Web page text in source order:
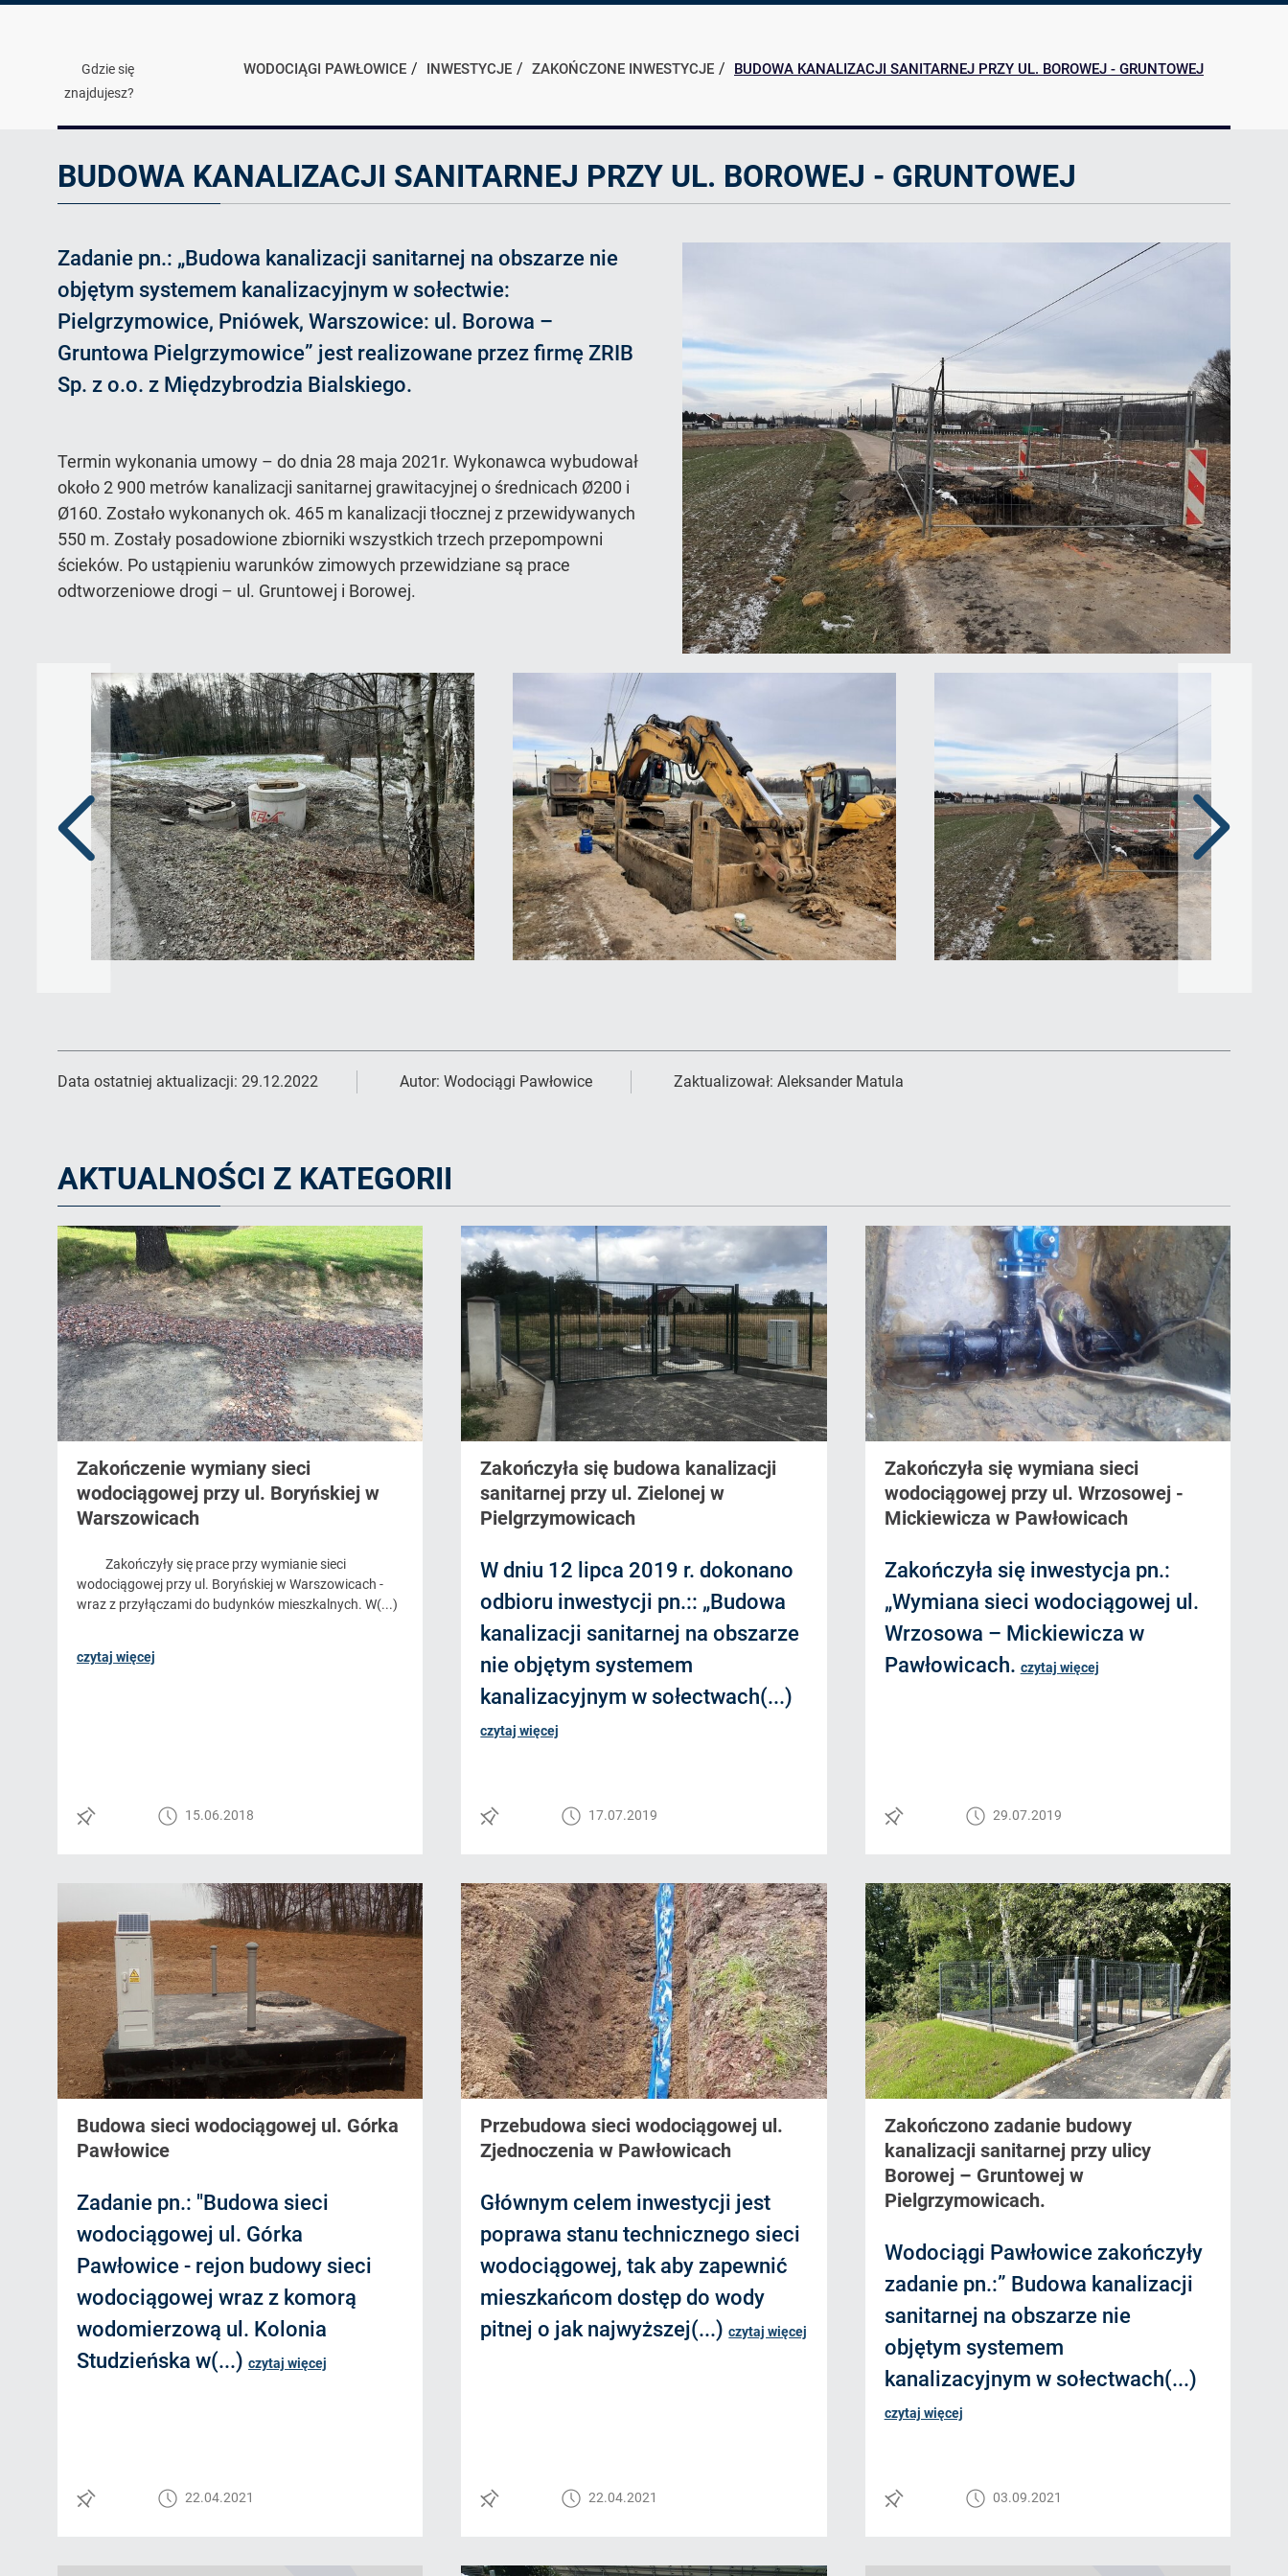
Gdzie się
znajdujesz?
WODOCIĄGI PAWŁOWICE INWESTYCJE ZAKOŃCZONE INWESTYCJE BUDOWA KANALIZACJI SANITARNEJ PRZY UL. BOROWEJ - GRUNTOWEJ
BUDOWA KANALIZACJI SANITARNEJ PRZY UL. BOROWEJ - GRUNTOWEJ
Zadanie pn.: „Budowa kanalizacji sanitarnej na obszarze nie
objętym systemem kanalizacyjnym w sołectwie:
Pielgrzymowice, Pniówek, Warszowice: ul. Borowa –
Gruntowa Pielgrzymowice” jest realizowane przez firmę ZRIB
Sp. z o.o. z Międzybrodzia Bialskiego.
Termin wykonania umowy – do dnia 28 maja 2021r. Wykonawca wybudował
około 2 900 metrów kanalizacji sanitarnej grawitacyjnej o średnicach Ø200 i
Ø160. Zostało wykonanych ok. 465 m kanalizacji tłocznej z przewidywanych
550 m. Zostały posadowione zbiorniki wszystkich trzech przepompowni
ścieków. Po ustąpieniu warunków zimowych przewidziane są prace
odtworzeniowe drogi – ul. Gruntowej i Borowej.
Poprzedni
slajd
Następny
slajd
Data ostatniej aktualizacji: 29.12.2022 Autor: Wodociągi Pawłowice Zaktualizował: Aleksander Matula
AKTUALNOŚCI Z KATEGORII
Zakończenie wymiany sieci
wodociągowej przy ul. Boryńskiej w
Warszowicach
Zakończyły się prace przy wymianie sieci
wodociągowej przy ul. Boryńskiej w Warszowicach -
wraz z przyłączami do budynków mieszkalnych. W(...)
czytaj więcej
15.06.2018
Zakończyła się budowa kanalizacji
sanitarnej przy ul. Zielonej w
Pielgrzymowicach
W dniu 12 lipca 2019 r. dokonano
odbioru inwestycji pn.:: „Budowa
kanalizacji sanitarnej na obszarze
nie objętym systemem
kanalizacyjnym w sołectwach(...)
czytaj więcej
17.07.2019
Zakończyła się wymiana sieci
wodociągowej przy ul. Wrzosowej -
Mickiewicza w Pawłowicach
Zakończyła się inwestycja pn.:
„Wymiana sieci wodociągowej ul.
Wrzosowa – Mickiewicza w
Pawłowicach. czytaj więcej
29.07.2019
Budowa sieci wodociągowej ul. Górka
Pawłowice
Zadanie pn.: "Budowa sieci
wodociągowej ul. Górka
Pawłowice - rejon budowy sieci
wodociągowej wraz z komorą
wodomierzową ul. Kolonia
Studzieńska w(...) czytaj więcej
22.04.2021
Przebudowa sieci wodociągowej ul.
Zjednoczenia w Pawłowicach
Głównym celem inwestycji jest
poprawa stanu technicznego sieci
wodociągowej, tak aby zapewnić
mieszkańcom dostęp do wody
pitnej o jak najwyższej(...)czytaj więcej
22.04.2021
Zakończono zadanie budowy
kanalizacji sanitarnej przy ulicy
Borowej – Gruntowej w
Pielgrzymowicach.
Wodociągi Pawłowice zakończyły
zadanie pn.:” Budowa kanalizacji
sanitarnej na obszarze nie
objętym systemem
kanalizacyjnym w sołectwach(...)
czytaj więcej
03.09.2021